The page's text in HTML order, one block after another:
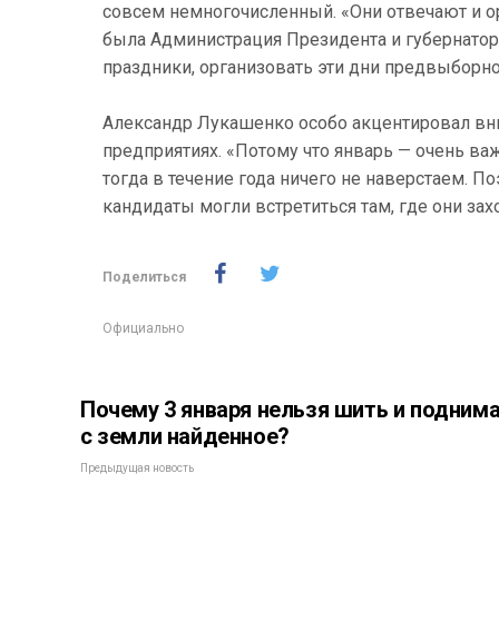
совсем немногочисленный. «Они отвечают и
была Администрация Президента и
праздники, организовать эти дни
Александр Лукашенко особо акцентировал
предприятиях. «Потому что январь — очень
тогда в течение года ничего не наверстаем.
кандидаты могли встретиться там, где они
Поделиться
Официально
Почему 3 января нельзя шить и
с земли найденное?
Предыдущая новость